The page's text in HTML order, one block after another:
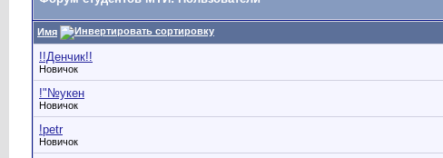
Имя
!!Денчик!!
Новичок
!"№укен
Новичок
!petr
Новичок